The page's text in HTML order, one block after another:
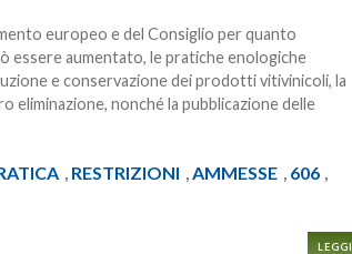
europeo e del Consiglio per quanto
essere aumentato, le pratiche enologiche
e conservazione dei prodotti vitivinicoli, la
eliminazione, nonché la pubblicazione delle
, RESTRIZIONI , AMMESSE , 606 ,
LEGGI